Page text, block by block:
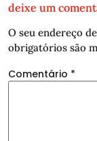
deixe um
O seu endereço
obrigatórios são
Comentário *